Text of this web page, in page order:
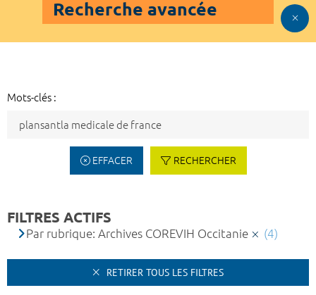
Recherche avancée
Mots-clés :
EFFACER RECHERCHER
FILTRES ACTIFS
Par rubrique: Archives COREVIH Occitanie (4)
RETIRER TOUS LES FILTRES